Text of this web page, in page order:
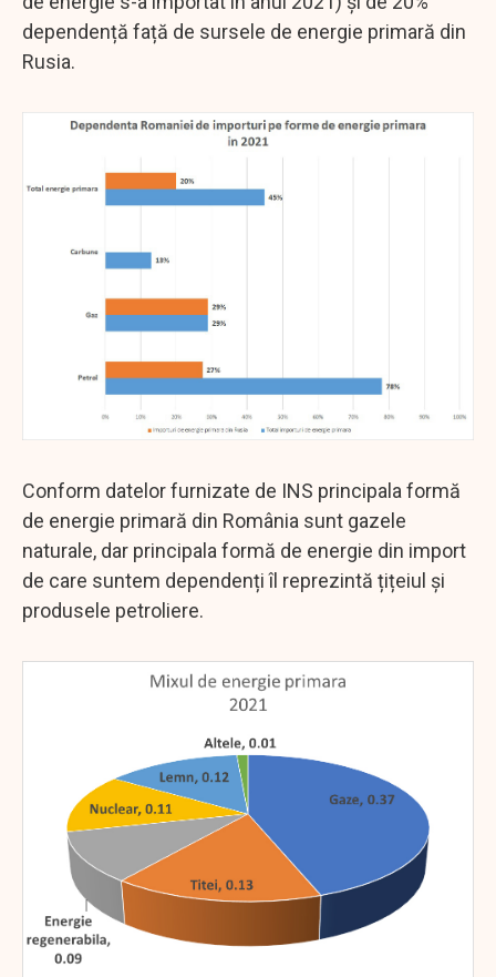
dependență față de sursele de energie primară din
Rusia.
Conform datelor furnizate de INS principala formă
de energie primară din România sunt gazele
naturale, dar principala formă de energie din import
de care suntem dependenți îl reprezintă țițeiul și
produsele petroliere.